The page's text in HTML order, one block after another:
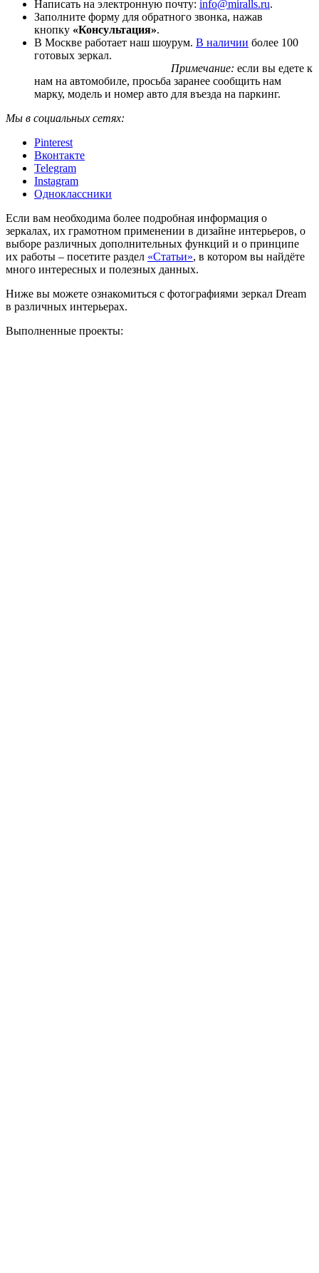
Написать на электронную почту: info@miralls.ru.
Заполните форму для обратного звонка, нажав
кнопку «Консультация».
В Москве работает наш шоурум. В наличии более 100
готовых зеркал.
Примечание: если вы едете к
нам на автомобиле, просьба заранее сообщить нам
марку, модель и номер авто для въезда на паркинг.
Мы в социальных сетях:
Pinterest
Вконтакте
Telegram
Instagram
Одноклассники
Если вам необходима более подробная информация о
зеркалах, их грамотном применении в дизайне интерьеров, о
выборе различных дополнительных функций и о принципе
их работы – посетите раздел «Статьи», в котором вы найдёте
много интересных и полезных данных.
Ниже вы можете ознакомиться с фотографиями зеркал Dream
в различных интерьерах.
Выполненные проекты: